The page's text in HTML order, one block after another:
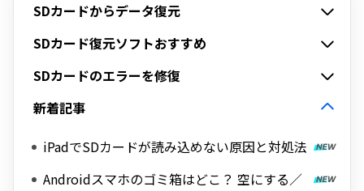
SDカードからデータ復元
SDカード復元ソフトおすすめ
SDカードのエラーを修復
新着記事
iPadでSDカードが読み込めない原因と対処法
Androidスマホのゴミ箱はどこ？ 空にする／